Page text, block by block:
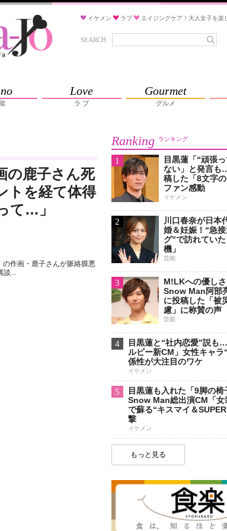
イケメン ラブ エイジングケア！大人女子を楽
SEARCH
Love
ラ ブ
Gourmet
グルメ
の鹿子さん死
トを経て体得
て…」
作画・鹿子さんが脈絡膜悪
談...
Ranking ランキング
1
目黒蓮「“頑張
ない」と発言も
稿した「8文字
ファン感動
イケメン
2
川口春奈が日本
婚＆妊娠！“急
グ”で訪れてい
機」
芸能
3
M!LKへの優し
Snow Man阿部
に投稿した「被
慮」に称賛の声
芸能
4
目黒蓮と“社内恋愛”説も
ルビー新CM」女性キャラ
係性が大注目のワケ
イケメン
5
目黒蓮も入れた「9脚の椅
Snow Man総出演CM「女
で蘇る“キスマイ＆
撃
イケメン
もっと見る